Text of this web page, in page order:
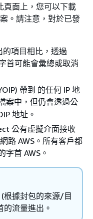
頁面上，您可以下載
。請注意，對於已發
的項目相比，透過
首可能會彙總或取消
帶到 的任何 IP 地
案中，但仍會透過公
地址。
公有虛擬介面接收
路 AWS。所有客戶都
字首 AWS。
根據封包的來源/目
流量進出。